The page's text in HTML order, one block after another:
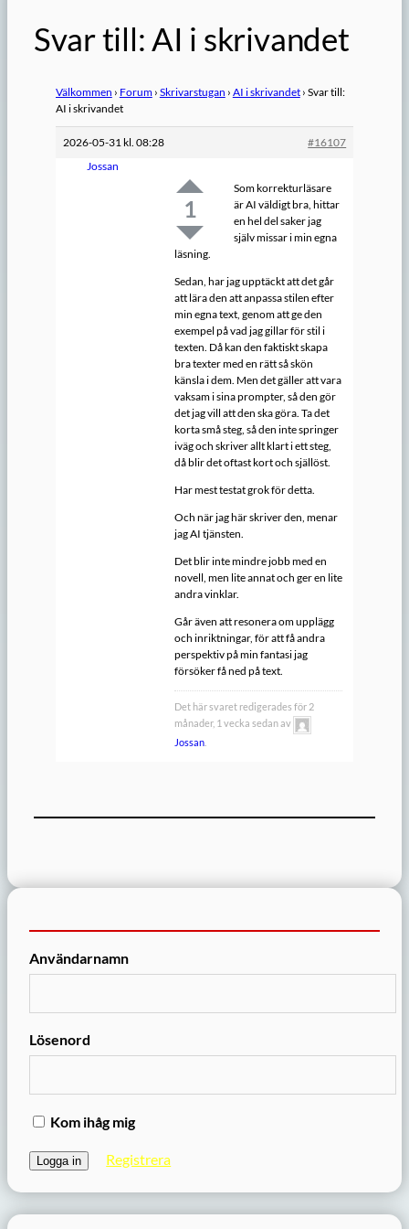
Svar till: AI i skrivandet
Välkommen › Forum › Skrivarstugan › AI i skrivandet › Svar till:
AI i skrivandet
2026-05-31 kl. 08:28
#16107
Jossan
1
Som korrekturläsare
är AI väldigt bra, hittar
en hel del saker jag
själv missar i min egna
läsning.
Sedan, har jag upptäckt att det går
att lära den att anpassa stilen efter
min egna text, genom att ge den
exempel på vad jag gillar för stil i
texten. Då kan den faktiskt skapa
bra texter med en rätt så skön
känsla i dem. Men det gäller att vara
vaksam i sina prompter, så den gör
det jag vill att den ska göra. Ta det
korta små steg, så den inte springer
iväg och skriver allt klart i ett steg,
då blir det oftast kort och själlöst.
Har mest testat grok för detta.
Och när jag här skriver den, menar
jag AI tjänsten.
Det blir inte mindre jobb med en
novell, men lite annat och ger en lite
andra vinklar.
Går även att resonera om upplägg
och inriktningar, för att få andra
perspektiv på min fantasi jag
försöker få ned på text.
Det här svaret redigerades för 2
månader, 1 vecka sedan av
Jossan.
Användarnamn
Lösenord
Kom ihåg mig
Registrera